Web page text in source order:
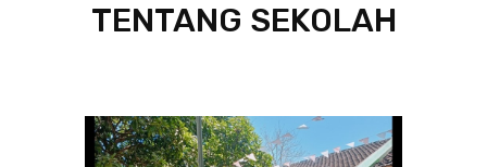
TENTANG SEKOLAH